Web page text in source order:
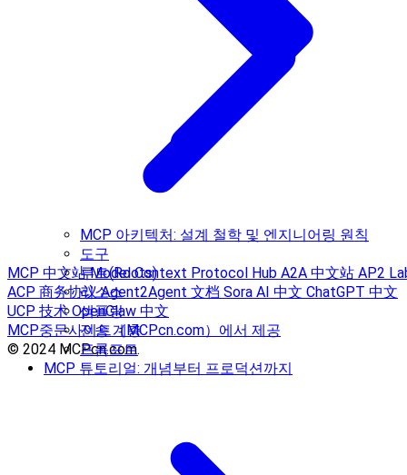
MCP 아키텍처: 설계 철학 및 엔지니어링 원칙
도구
루트(Roots)
리소스
샘플링
전송 계층
프롬프트
MCP 튜토리얼: 개념부터 프로덕션까지
MCP 中文站Model Context Protocol Hub A2A 中文站 AP2
ACP 商务协议Agent2Agent 文档 Sora AI 中文 ChatGPT 中文
UCP 技术OpenClaw 中文
MCP중문사이트（MCPcn.com）에서 제공
© 2024 MCPcn.com.